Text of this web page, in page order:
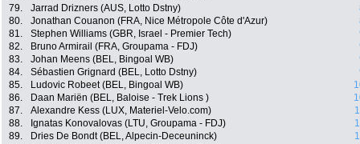
79.
Jarrad Drizners (AUS, Lotto Dstny)
80.
Jonathan Couanon (FRA, Nice Métropole Côte d'Azur)
81.
Stephen Williams (GBR, Israel - Premier Tech)
82.
Bruno Armirail (FRA, Groupama - FDJ)
83.
Johan Meens (BEL, Bingoal WB)
84.
Sébastien Grignard (BEL, Lotto Dstny)
85.
Ludovic Robeet (BEL, Bingoal WB)
86.
Daan Mariën (BEL, Baloise - Trek Lions )
87.
Alexandre Kess (LUX, Materiel-Velo.com)
88.
Ignatas Konovalovas (LTU, Groupama - FDJ)
89.
Dries De Bondt (BEL, Alpecin-Deceuninck)